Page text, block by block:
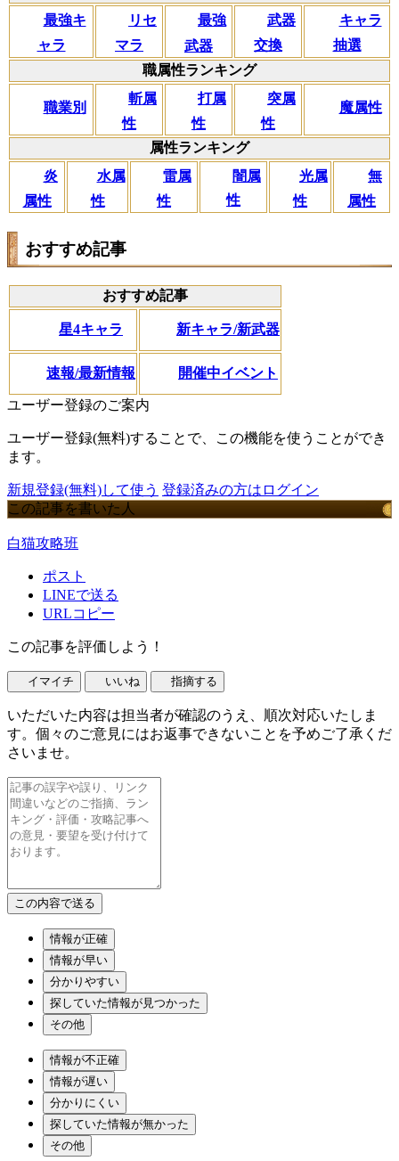
最強キ
ャラ
リセ
マラ
最強
武器
武器
交換
キャラ
抽選
職属性ランキング
職業別
斬属
性
打属
性
突属
性
魔属性
属性ランキング
炎
属性
水属
性
雷属
性
闇属
性
光属
性
無
属性
おすすめ記事
おすすめ記事
星4キャラ 新キャラ/新武器
速報/最新情報 開催中イベント
ユーザー登録のご案内
ユーザー登録(無料)することで、この機能を使うことができ
ます。
新規登録(無料)して使う 登録済みの方はログイン
この記事を書いた人
白猫攻略班
ポスト
LINEで送る
URLコピー
この記事を評価しよう！
イマイチ いいね 指摘する
いただいた内容は担当者が確認のうえ、順次対応いたしま
す。個々のご意見にはお返事できないことを予めご了承くだ
さいませ。
情報が正確
情報が早い
分かりやすい
探していた情報が見つかった
その他
情報が不正確
情報が遅い
分かりにくい
探していた情報が無かった
その他